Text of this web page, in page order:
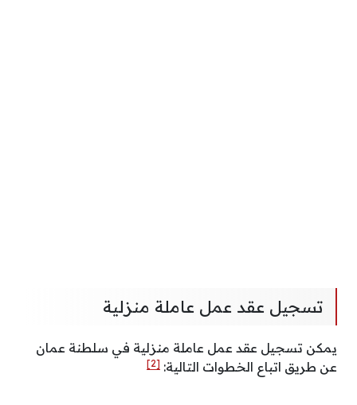
تسجيل عقد عمل عاملة منزلية
يمكن تسجيل عقد عمل عاملة منزلية في سلطنة عمان
عن طريق اتباع الخطوات التالية: [2]